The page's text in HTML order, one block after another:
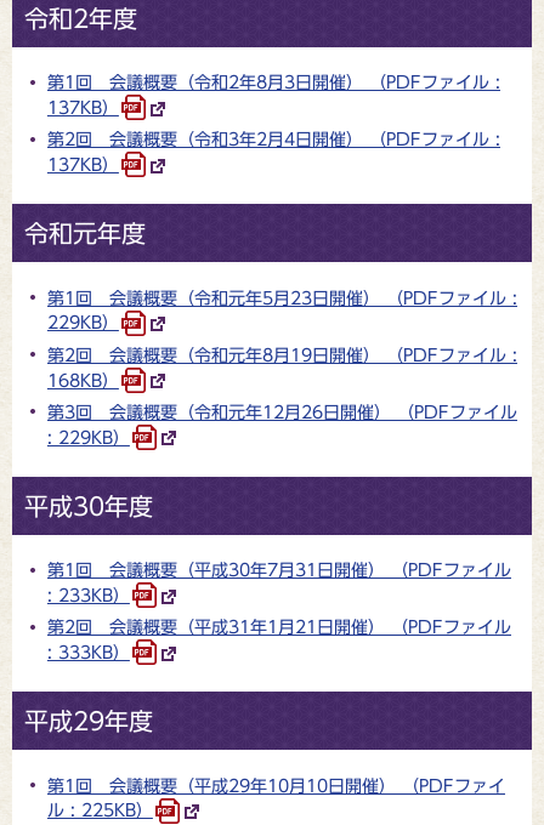
令和2年度
第1回 会議概要（令和2年8月3日開催） （PDFファイル :
137KB）
第2回 会議概要（令和3年2月4日開催） （PDFファイル :
137KB）
令和元年度
第1回 会議概要（令和元年5月23日開催） （PDFファイル :
229KB）
第2回 会議概要（令和元年8月19日開催） （PDFファイル :
168KB）
第3回 会議概要（令和元年12月26日開催） （PDFファイル
: 229KB）
平成30年度
第1回 会議概要（平成30年7月31日開催） （PDFファイル
: 233KB）
第2回 会議概要（平成31年1月21日開催） （PDFファイル
: 333KB）
平成29年度
第1回 会議概要（平成29年10月10日開催） （PDFファイ
ル : 225KB）